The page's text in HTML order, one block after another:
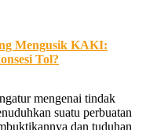
Mengusik KAKI:
Tol?
mengenai tindak
suatu perbuatan
dan tuduhan